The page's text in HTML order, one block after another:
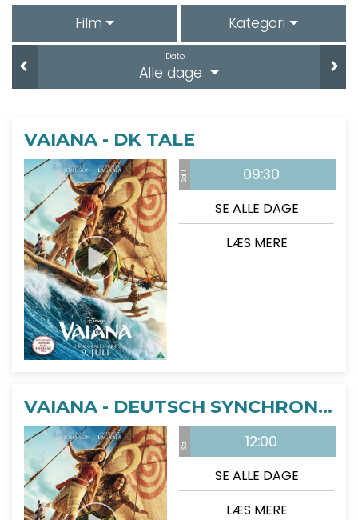
Film Kategori
Dato
Alle dage
VAIANA - DK TALE
Sal 1 09:30
SE ALLE DAGE
LÆS MERE
VAIANA - DEUTSCH SYNCHRONISIERT
Sal 1 12:00
SE ALLE DAGE
LÆS MERE